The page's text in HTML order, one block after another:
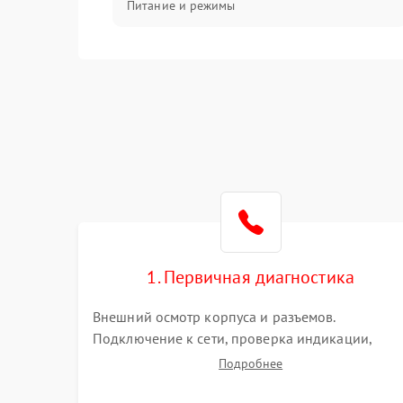
Питание и режимы
1. Первичная диагностика
Внешний осмотр корпуса и разъемов.
Подключение к сети, проверка индикации,
звуковых сигналов и кодов ошибок. Измерение
Подробнее